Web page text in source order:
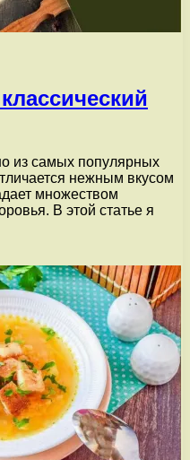
из самых популярных
нежным вкусом
множеством
В этой статье я